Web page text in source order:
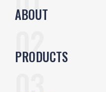
ABOUT
PRODUCTS